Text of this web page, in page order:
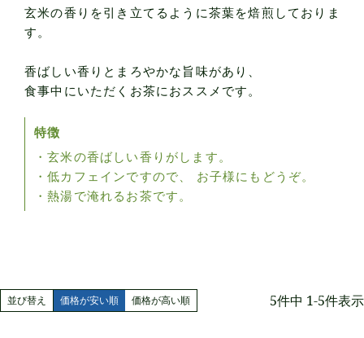
玄米の香りを引き立てるように茶葉を焙煎しておりま
す。
香ばしい香りとまろやかな旨味があり、
食事中にいただくお茶におススメです。
特徴
・玄米の香ばしい香りがします。
・低カフェインですので、 お子様にもどうぞ。
・熱湯で淹れるお茶です。
並び替え 価格が安い順 価格が高い順 5件中 1-5件表示